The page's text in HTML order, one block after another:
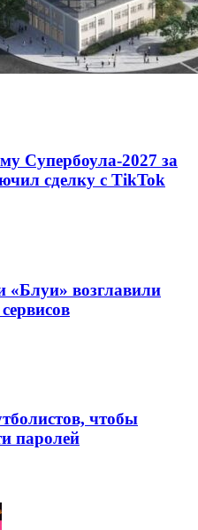
Супербоула-2027 за
сделку с TikTok
«Блуи» возглавили
чтобы
паролей